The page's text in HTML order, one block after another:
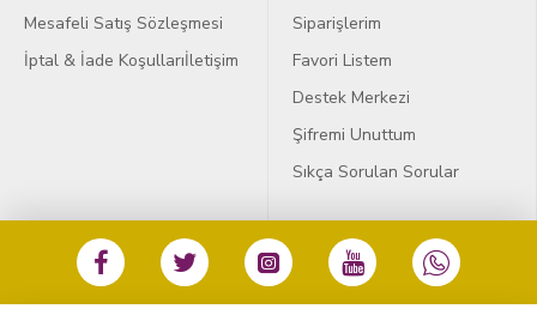
Mesafeli Satış Sözleşmesi
İptal & İade Koşullarıİletişim
Siparişlerim
Favori Listem
Destek Merkezi
Şifremi Unuttum
Sıkça Sorulan Sorular